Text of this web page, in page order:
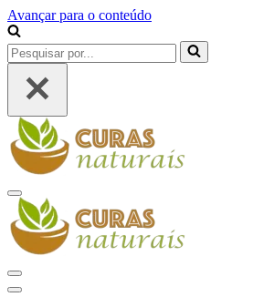
Avançar para o conteúdo
Pesquisar
por...
Menu
de
navegação
Menu
de
Menu